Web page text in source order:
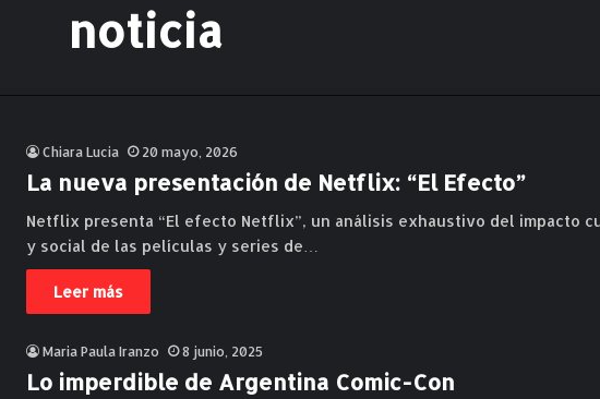
noticia
Chiara Lucia 20 mayo, 2026
La nueva presentación de Netflix: “El Efecto”
Netflix presenta “El efecto Netflix”, un análisis exhaustivo del impacto
y social de las películas y series de…
Leer más
Maria Paula Iranzo 8 junio, 2025
Lo imperdible de Argentina Comic-Con